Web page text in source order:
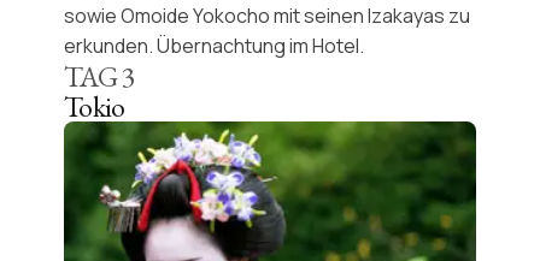
sowieOmoide Yokochomit seinen Izakayas zu
erkunden. Übernachtung im Hotel.
TAG3
Tokio